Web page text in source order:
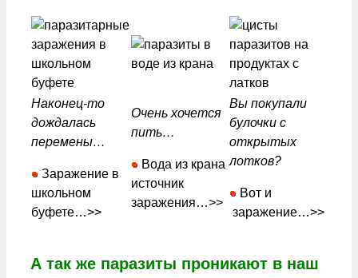
Наконец-то
дождалась
перемены…
Заражение в
школьном
буфете…>>
Очень хочется
пить…
Вода из крана
источник
заражения…>>
Вы покупали
булочки с
открытых
лотков?
Вот и
заражение…>>
А так же паразиты проникают в наш